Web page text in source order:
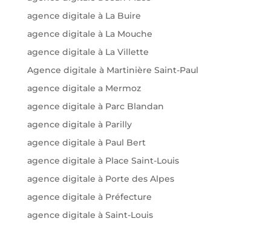
agence digitale à La Buire
agence digitale à La Mouche
agence digitale à La Villette
Agence digitale à Martinière Saint-Paul
agence digitale a Mermoz
agence digitale à Parc Blandan
agence digitale à Parilly
agence digitale à Paul Bert
agence digitale à Place Saint-Louis
agence digitale à Porte des Alpes
agence digitale à Préfecture
agence digitale à Saint-Louis